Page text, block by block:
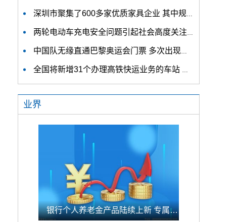
深圳市聚集了600多家优质家具企业 其中规模以上企业占比90%
两轮电动车充电安全问题引起社会高度关注 多措并举强化充电安全监管
中国队无缘直通巴黎奥运会门票 多次出现失误平衡木唐茜靖、罗蕊掉木
全国将新增31个办理高铁快运业务的车站 高铁快运车站将达280个
业界
银行个人养老金产品陆续上新 专属储蓄期限偏1年至5年的中长期